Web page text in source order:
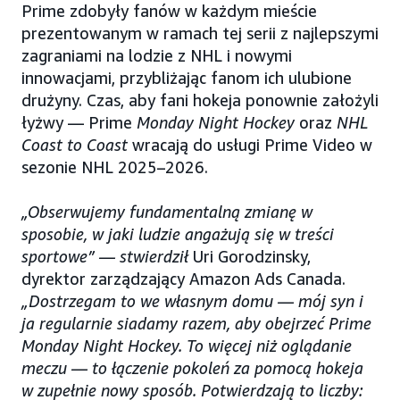
Prime zdobyły fanów w każdym mieście
prezentowanym w ramach tej serii z najlepszymi
zagraniami na lodzie z NHL i nowymi
innowacjami, przybliżając fanom ich ulubione
drużyny. Czas, aby fani hokeja ponownie założyli
łyżwy — Prime Monday Night Hockey oraz NHL
Coast to Coast wracają do usługi Prime Video w
sezonie NHL 2025–2026.
„Obserwujemy fundamentalną zmianę w
sposobie, w jaki ludzie angażują się w treści
sportowe” — stwierdziłUri Gorodzinsky,
dyrektor zarządzający Amazon Ads Canada.
„Dostrzegam to we własnym domu — mój syn i
ja regularnie siadamy razem, aby obejrzeć Prime
Monday Night Hockey. To więcej niż oglądanie
meczu — to łączenie pokoleń za pomocą hokeja
w zupełnie nowy sposób. Potwierdzają to liczby: